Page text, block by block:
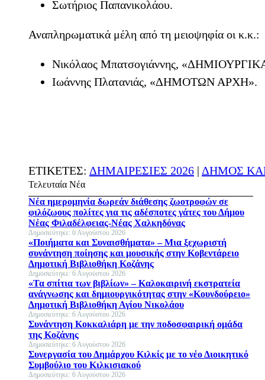
Σωτήριος Παπανικολάου.
Αναπληρωματικά μέλη από τη μειοψηφία οι κ.κ.:
Νικόλαος Μπατσογιάννης,
Ιωάννης Πλατανιάς, «ΔΗΜΟΤΩΝ ΑΡΧΗ».
ΕΤΙΚΕΤΕΣ: ΔΗΜΑΙΡΕΣΙΕΣ 2026 | ΔΗΜΟΣ
Τελευταία Νέα
Νέα ημερομηνία δωρεάν διάθεσης ζωοτροφών σε
φιλόζωους πολίτες για τις αδέσποτες γάτες του Δήμου
Νέας Φιλαδέλφειας-Νέας Χαλκηδόνας
Δημοσιεύτηκε: 6 Αυγούστου 2026
«Ποιήματα και Συναισθήματα» – Μια ξεχωριστή
συνάντηση ποίησης και μουσικής στην Κοβεντάρειο
Δημοτική Βιβλιοθήκη Κοζάνης
Δημοσιεύτηκε: 6 Αυγούστου 2026
«Τα σπίτια των βιβλίων» – Καλοκαιρινή εκστρατεία
ανάγνωσης και δημιουργικότητας στην «Κουνδούρειο»
Δημοτική Βιβλιοθήκη Αγίου Νικολάου
Δημοσιεύτηκε: 6 Αυγούστου 2026
Συνάντηση Κοκκαλιάρη με την ποδοσφαιρική ομάδα
της Κοζάνης
Δημοσιεύτηκε: 6 Αυγούστου 2026
Συνεργασία του Δημάρχου Κιλκίς με το νέο Διοικητικό
Συμβούλιο του Κιλκισιακού
Δημοσιεύτηκε: 6 Αυγούστου 2026